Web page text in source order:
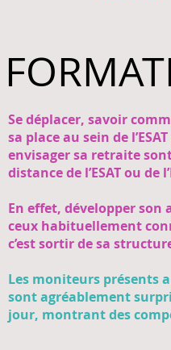
Se déplacer, savoir
sa place au sein de
envisager sa retraite
distance de l’ESAT ou de
En effet, développer son
ceux habituellement
c’est sortir de sa
Les moniteurs
sont agréablement
jour, montrant des